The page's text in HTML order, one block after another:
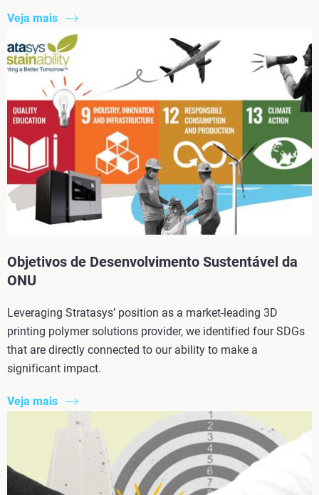
Veja mais
Objetivos de Desenvolvimento Sustentável da
ONU
Leveraging Stratasys’ position as a market-leading 3D
printing polymer solutions provider, we identified four SDGs
that are directly connected to our ability to make a
significant impact.
Veja mais